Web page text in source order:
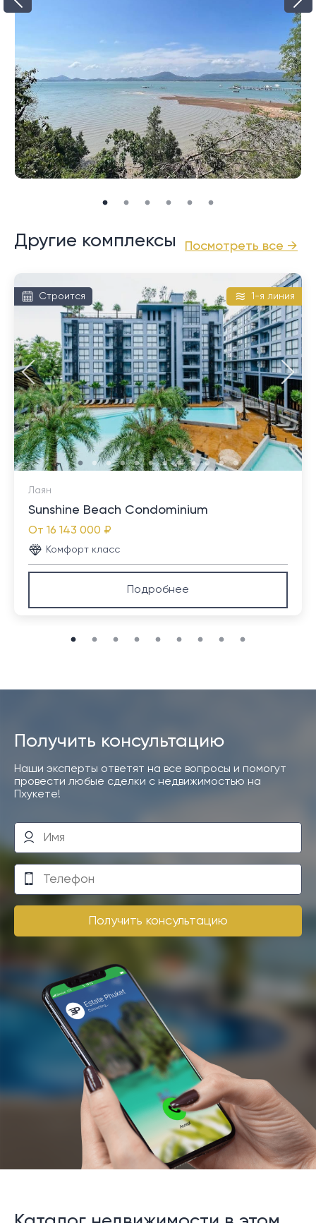
Посмотреть все →
Другие комплексы
Строится 1-я линия
Лаян
Sunshine Beach Condominium
От 16 143 000 ₽
Комфорт класс
Подробнее
Получить консультацию
Наши эксперты ответят на все вопросы и помогут
провести любые сделки с недвижимостью на
Пхукете!
Получить консультацию